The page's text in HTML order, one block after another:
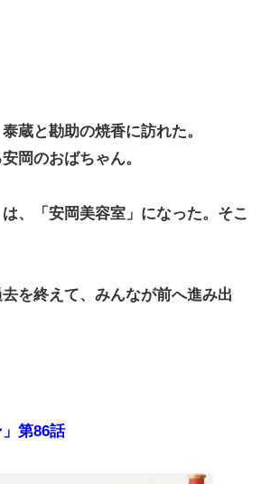
蔵と勘助の焼香に訪れた。
岡のおばちゃん。
は、「安岡美容室」になった。そこ
を終えて、みんなが前へ進み出
」第86話